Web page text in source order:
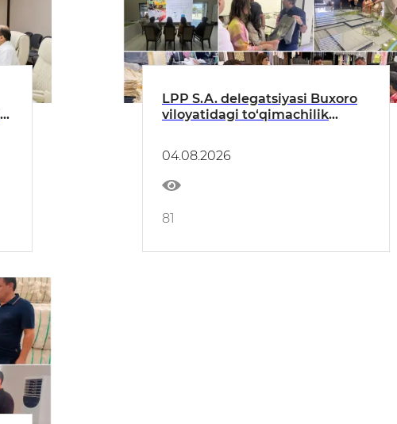
LPP S.A. delegatsiyasi Buxoro
viloyatidagi to‘qimachilik
04.08.2026
81